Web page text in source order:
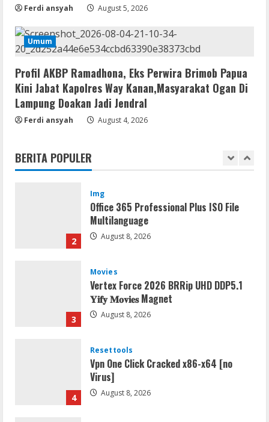
Ferdi ansyah August 5, 2026
Umum
Profil AKBP Ramadhona, Eks Perwira Brimob Papua
Kini Jabat Kapolres Way Kanan,Masyarakat Ogan Di
Lampung Doakan Jadi Jendral
Ferdi ansyah August 4, 2026
BERITA POPULER
4
5
Resettools
GraphPad Prism Academic & Corporate
August 8, 2026
1
Resettools
Nik Collection (by DxO) Portable [no
2
Img
Office 365 Professional Plus ISO File
Multilanguage
August 8, 2026
3
Movies
Vertex Force 2026 BRRip UHD DDP5.1
𝐘𝐢𝐟𝐲 𝐌𝐨𝐯𝐢𝐞𝐬 Magnet
August 8, 2026
4
Resettools
Vpn One Click Cracked x86-x64 [no
Virus]
August 8, 2026